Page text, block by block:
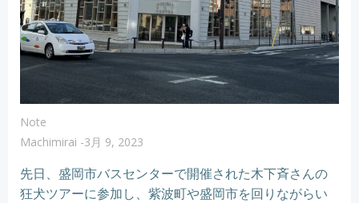
Note
Machimirai -3月 9, 2023
先日、盛岡市バスセンターで開催された木下斉さんの
狂犬ツアーに参加し、紫波町や盛岡市を回りながらい